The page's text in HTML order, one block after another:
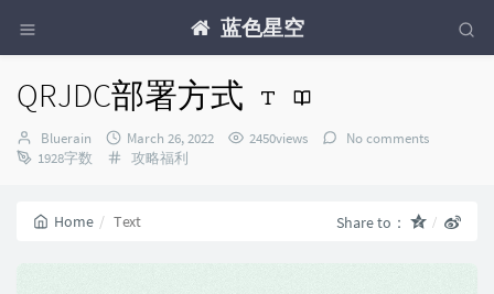
蓝色星空
QRJDC部署方式
Author：
Bluerain
发
布
March 26, 2022 2450views
No comments
1928字数
Categories：
攻略福利
Home Text Share to：